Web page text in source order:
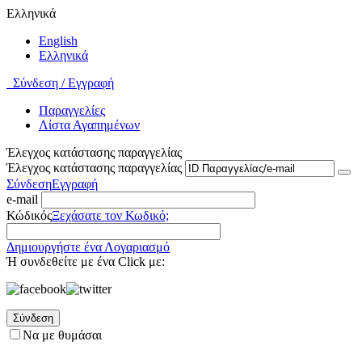
Ελληνικά
English
Ελληνικά
Σύνδεση / Εγγραφή
Παραγγελίες
Λίστα Αγαπημένων
Έλεγχος κατάστασης παραγγελίας
Έλεγχος κατάστασης παραγγελίας
ΣύνδεσηΕγγραφή
e-mail
ΚώδικόςΞεχάσατε τον Κωδικό;
Δημιουργήστε ένα Λογαριασμό
Ή συνδεθείτε με ένα Click με:
Σύνδεση
Να με θυμάσαι